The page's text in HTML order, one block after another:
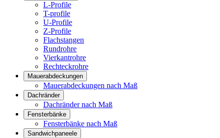
L-Profile
T-profile
U-Profile
Z-Profile
Flachstangen
Rundrohre
Vierkantrohre
Rechteckrohre
Mauerabdeckungen
Mauerabdeckungen nach Maß
Dachränder
Dachränder nach Maß
Fensterbänke
Fensterbänke nach Maß
Sandwichpaneele